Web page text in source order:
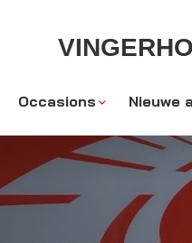
Occasions Nieuwe